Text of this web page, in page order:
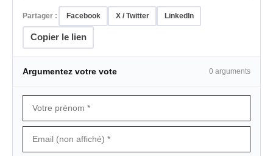
Partager : Facebook X / Twitter LinkedIn
Copier le lien
Argumentez votre vote 0 arguments